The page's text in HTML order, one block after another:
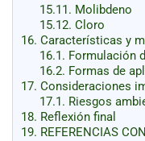
15.11. Molibdeno
15.12. Cloro
16. Características y
16.1. Formulación
16.2. Formas de
17. Consideraciones
17.1. Riesgos
18. Reflexión final
19. REFERENCIAS